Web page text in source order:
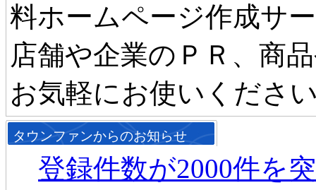
料ホームページ作成サ
店舗や企業のＰＲ、商
お気軽にお使いくださ
タウンファンからのお知らせ
登録件数が2000件を